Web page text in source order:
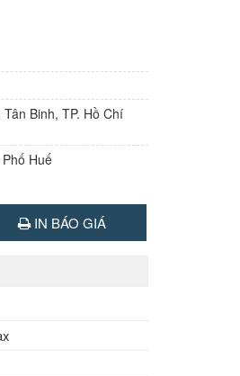
Binh, TP. Hồ Chí
Huế
IN BÁO GIÁ